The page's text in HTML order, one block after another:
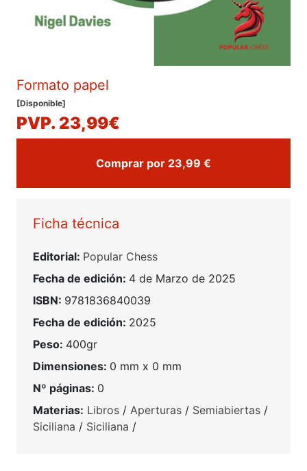
Formato papel
[Disponible]
PVP. 23,99€
Comprar por 23,99 €
Ficha técnica
Editorial: Popular Chess
Fecha de edición: 4 de Marzo de 2025
ISBN: 9781836840039
Fecha de edición: 2025
Peso: 400gr
Dimensiones: 0 mm x 0 mm
Nº páginas: 0
Materias: Libros / Aperturas / Semiabiertas /
Siciliana / Siciliana /